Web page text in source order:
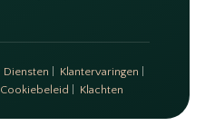
Diensten Klantervaringen
Cookiebeleid Klachten